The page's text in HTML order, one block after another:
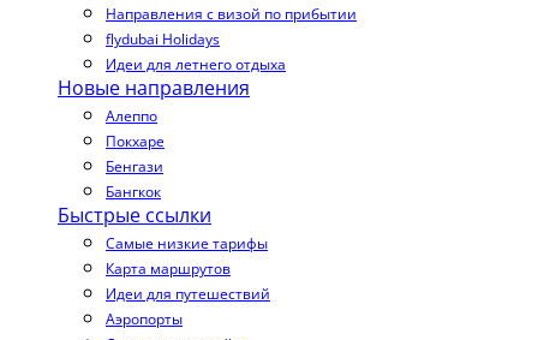
Направления с визой по прибытии
flydubai Holidays
Идеи для летнего отдыха
Новые направления
Алеппо
Покхаре
Бенгази
Бангкок
Быстрые ссылки
Самые низкие тарифы
Карта маршрутов
Идеи для путешествий
Аэропорты